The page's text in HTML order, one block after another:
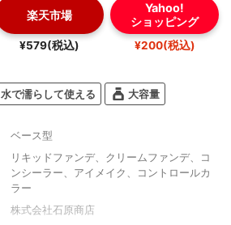
楽天市場
¥579(税込)
Yahoo!
ショッピング
¥200(税込)
水で濡らして使える 大容量
ベース型
リキッドファンデ、クリームファンデ、コ
ンシーラー、アイメイク、コントロールカ
ラー
株式会社石原商店